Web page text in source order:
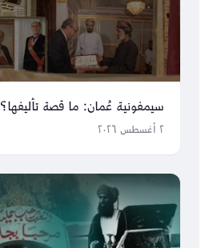
سيمفونية عُمان: ما قصة تأليفها؟
٢ أغسطس ٢٠٢٦